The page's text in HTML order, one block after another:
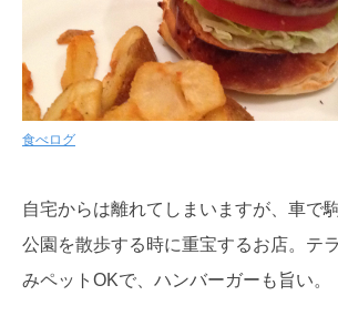
食べログ
自宅からは離れてしまいますが、車で
公園を散歩する時に重宝するお店。テ
みペットOKで、ハンバーガーも旨い。